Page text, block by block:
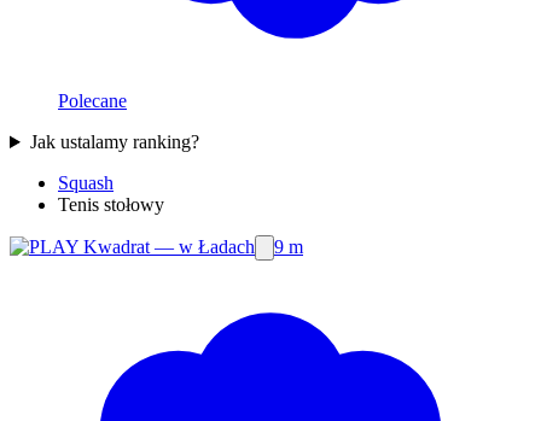
Polecane
Jak ustalamy ranking?
Squash
Tenis stołowy
9 m